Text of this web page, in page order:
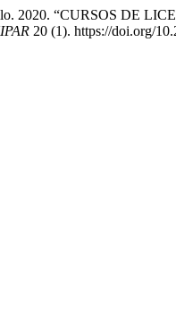
2020. “CURSOS DE
20 (1). https://doi.org/